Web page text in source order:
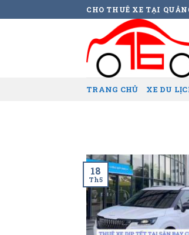
to
CHO THUÊ XE TẠI
TRANG CHỦ XE DU
18
Th5